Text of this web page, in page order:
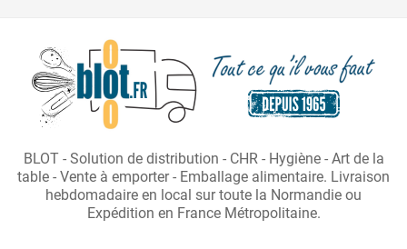
BLOT - Solution de distribution - CHR - Hygiène - Art de la
table - Vente à emporter - Emballage alimentaire. Livraison
hebdomadaire en local sur toute la Normandie ou
Expédition en France Métropolitaine.